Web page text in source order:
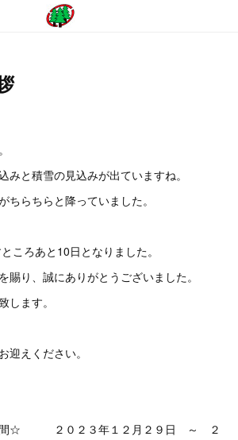
みと積雪の見込みが出ていますね。
ちらちらと降っていました。
ころあと10日となりました。
賜り、誠にありがとうございました。
します。
迎えください。
間☆ ２０２３年１２月２９日 ～ ２